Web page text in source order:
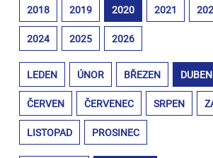
2018 2019 2020 2021
2024 2025 2026
LEDEN ÚNOR BŘEZEN DUBEN
ČERVEN ČERVENEC SRPEN
LISTOPAD PROSINEC